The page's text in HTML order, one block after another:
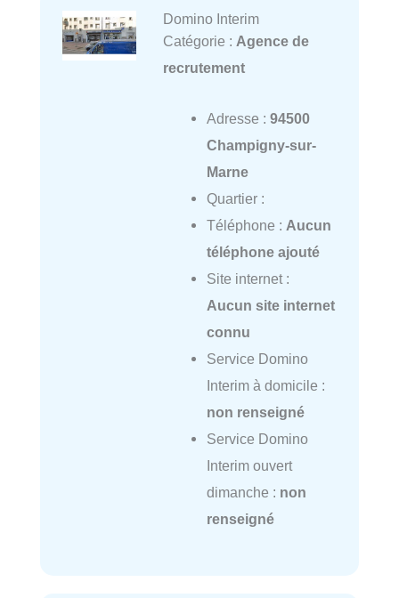
Domino Interim
Catégorie : Agence de
recrutement
Adresse : 94500
Champigny-sur-
Marne
Quartier :
Téléphone : Aucun
téléphone ajouté
Site internet :
Aucun site internet
connu
Service Domino
Interim à domicile :
non renseigné
Service Domino
Interim ouvert
dimanche : non
renseigné